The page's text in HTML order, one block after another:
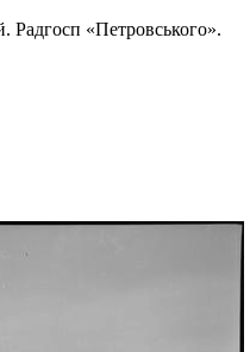
Радгосп «Петровського».